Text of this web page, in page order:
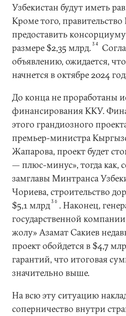
Узбекистан будут иметь
Кроме того, правительство
предоставить
размере $2,35 млрд.34
объявлению, ожидается,
начнется в октябре 2024
До конца не проработаны
финансирования ККУ.
этого грандиозного
премьер-министра
Жапарова, проект будет
— плюс-минус», тогда как,
замглавы Минтранса
Чориева, строительство
$5,1 млрд36 . Наконец,
государственной
жолу» Азамат Сакиев
проект обойдется в $4,7
гарантий, что итоговая
значительно выше.
На всю эту ситуацию
соперничество внутри